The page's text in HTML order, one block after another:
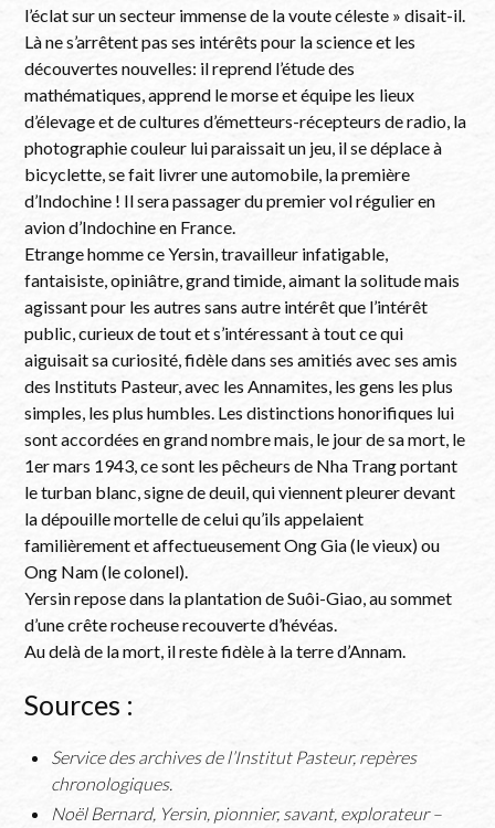
l’éclat sur un secteur immense de la voute céleste » disait-il.
Là ne s’arrêtent pas ses intérêts pour la science et les
découvertes nouvelles: il reprend l’étude des
mathématiques, apprend le morse et équipe les lieux
d’élevage et de cultures d’émetteurs-récepteurs de radio, la
photographie couleur lui paraissait un jeu, il se déplace à
bicyclette, se fait livrer une automobile, la première
d’Indochine ! Il sera passager du premier vol régulier en
avion d’Indochine en France.
Etrange homme ce Yersin, travailleur infatigable,
fantaisiste, opiniâtre, grand timide, aimant la solitude mais
agissant pour les autres sans autre intérêt que l’intérêt
public, curieux de tout et s’intéressant à tout ce qui
aiguisait sa curiosité, fidèle dans ses amitiés avec ses amis
des Instituts Pasteur, avec les Annamites, les gens les plus
simples, les plus humbles. Les distinctions honorifiques lui
sont accordées en grand nombre mais, le jour de sa mort, le
1er mars 1943, ce sont les pêcheurs de Nha Trang portant
le turban blanc, signe de deuil, qui viennent pleurer devant
la dépouille mortelle de celui qu’ils appelaient
familièrement et affectueusement Ong Gia (le vieux) ou
Ong Nam (le colonel).
Yersin repose dans la plantation de Suôi-Giao, au sommet
d’une crête rocheuse recouverte d’hévéas.
Au delà de la mort, il reste fidèle à la terre d’Annam.
Sources :
Service des archives de l’Institut Pasteur, repères
chronologiques.
Noël Bernard, Yersin, pionnier, savant, explorateur –